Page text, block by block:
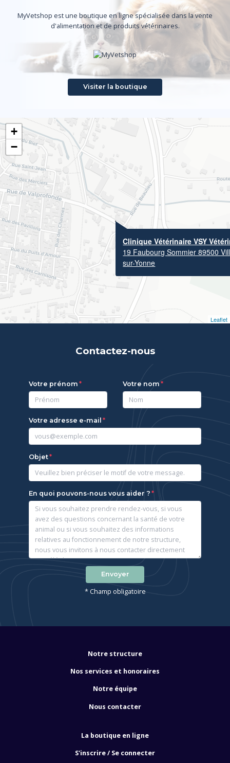
MyVetshop est une boutique en ligne spécialisée dans la vente
d'alimentation et de produits vétérinaires.
Visiter la boutique
Clinique Vétérinaire VSY
19 Faubourg Sommier 89500
sur-Yonne
+
−
Leaflet
Contactez-nous
Votre prénom Votre nom
Votre adresse e-mail
Objet
En quoi pouvons-nous vous aider ?
Envoyer
* Champ obligatoire
Notre structure
Nos services et honoraires
Notre équipe
Nous contacter
La boutique en ligne
S'inscrire / Se connecter